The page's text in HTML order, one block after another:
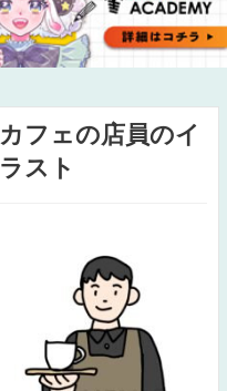
カフェの店員のイ
ラスト